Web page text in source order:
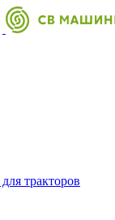
тракторов